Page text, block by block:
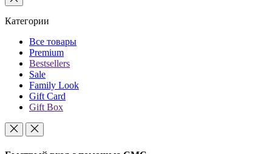
Категории
Все товары
Premium
Bestsellers
Sale
Family Look
Gift Card
Gift Box